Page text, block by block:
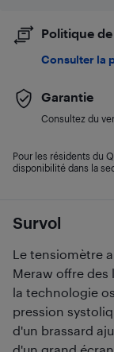
Survol
Le tensiomètre
Meraw offre des
la technologie
pression
d'un brassard
Politique
Consulter la
Garantie
Consultez du
Pour les résidents du
disponibilité dans la